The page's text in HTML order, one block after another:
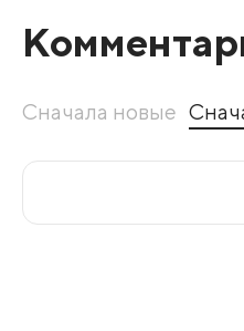
Сначала новые